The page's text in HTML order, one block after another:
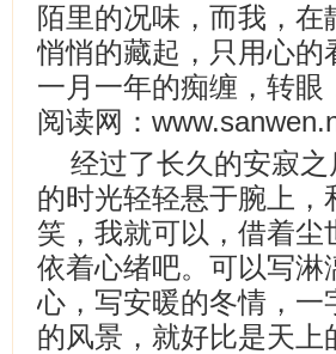
陌里的况味，而我，
悄悄的藏起，只用心
一月一年的痴缠，转
阅读网：
经过了长久的安寂
的时光轻轻悬于腕上
笑，我就可以，借着
依着心绪吧。可以写
心，写安暖的冬情，
的风景，就好比是天